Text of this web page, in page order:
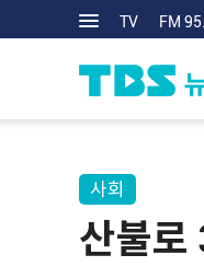
TV FM
사회
산불로